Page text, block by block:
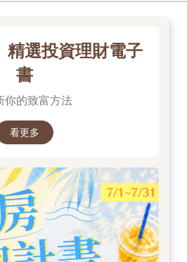
精選投資理財電子
書
你的致富方法
看更多